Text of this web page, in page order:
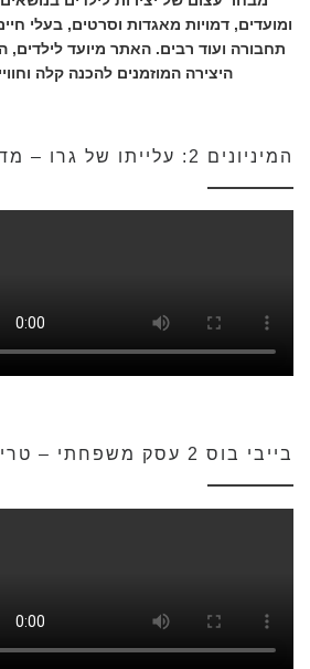
ומועדים, דמויות מאגדות וסרטים, בעלי
תחבורה ועוד רבים. האתר מיועד לילדים,
היצירה המוזמנים להכנה קלה
המיניונים 2: עלייתו של גרו – מדובב לעברית
בייבי בוס 2 עסק משפחתי – טריילר רשמי מדובב